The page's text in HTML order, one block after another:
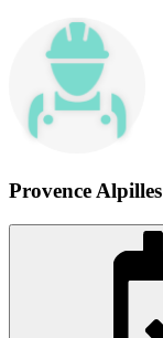
Provence Alpilles